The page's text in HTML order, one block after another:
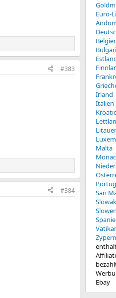
#383
#384
Euro-
Irland
Italien
Malta
San
Zypern
Ebay